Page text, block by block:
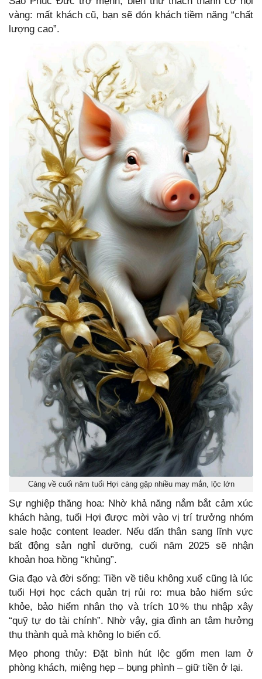
vàng: mất khách cũ, bạn sẽ đón khách tiềm năng “chất
lượng cao”.
Càng về cuối năm tuổi Hợi càng gặp nhiều may mắn, lộc lớn
Sự nghiệp thăng hoa: Nhờ khả năng nắm bắt cảm xúc
khách hàng, tuổi Hợi được mời vào vị trí trưởng nhóm
sale hoặc content leader. Nếu dấn thân sang lĩnh vực
bất động sản nghỉ dưỡng, cuối năm 2025 sẽ nhận
khoản hoa hồng “khủng”.
Gia đạo và đời sống: Tiền về tiêu không xuể cũng là lúc
tuổi Hợi học cách quản trị rủi ro: mua bảo hiểm sức
khỏe, bảo hiểm nhân thọ và trích 10 % thu nhập xây
“quỹ tự do tài chính”. Nhờ vậy, gia đình an tâm hưởng
thụ thành quả mà không lo biến cố.
Mẹo phong thủy: Đặt bình hút lộc gốm men lam ở
phòng khách, miệng hẹp – bụng phình – giữ tiền ở lại.